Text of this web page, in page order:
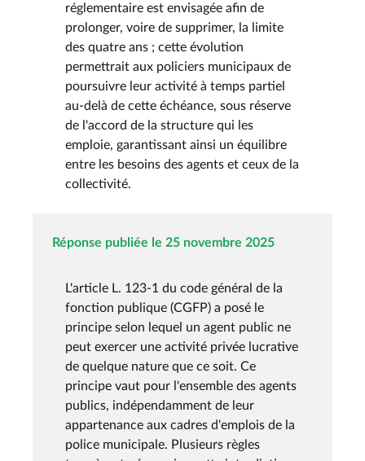
réglementaire est envisagée afin de
prolonger, voire de supprimer, la limite
des quatre ans ; cette évolution
permettrait aux policiers municipaux de
poursuivre leur activité à temps partiel
au-delà de cette échéance, sous réserve
de l'accord de la structure qui les
emploie, garantissant ainsi un équilibre
entre les besoins des agents et ceux de la
collectivité.
Réponse publiée le 25 novembre 2025
L'article L. 123-1 du code général de la
fonction publique (CGFP) a posé le
principe selon lequel un agent public ne
peut exercer une activité privée lucrative
de quelque nature que ce soit. Ce
principe vaut pour l'ensemble des agents
publics, indépendamment de leur
appartenance aux cadres d'emplois de la
police municipale. Plusieurs règles